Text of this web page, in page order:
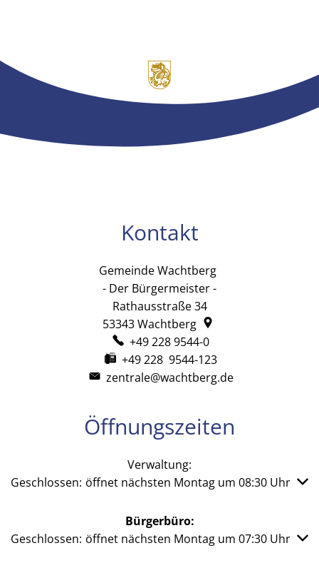
Kontakt
Gemeinde Wachtberg
- Der Bürgermeister -
Rathausstraße 34
53343Wachtberg
+49 228 9544-0
+49 228 9544-123
zentrale@wachtberg.de
Öffnungszeiten
Verwaltung:
Klicken, um weitere Öffnungs- oder Schließzeiten
Geschlossen: öffnet nächsten Montag um 08:30 Uhr
Bürgerbüro:
Klicken, um weitere Öffnungs- oder Schließzeiten
Geschlossen: öffnet nächsten Montag um 07:30 Uhr